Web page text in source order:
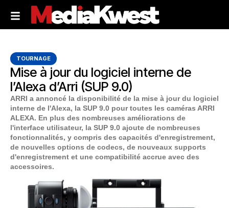
TOURNAGE
Mise à jour du logiciel interne de
l’Alexa d’Arri (SUP 9.0)
ARRI a annoncé la disponibilité de la mise à jour du logiciel
interne de l'Alexa, la SUP 9.0 pour toutes les caméras ARRI
ALEXA. En plus des nombreuses améliorations de
l'interface utilisateur, la SUP 9.0 ajoute de nombreuses
fonctionnalités, y compris des capacités d'enregistrement,
de nouvelles options de codecs, de nouveaux supports
d'enregistrement et une compatibilité accrue avec des
accessoires.